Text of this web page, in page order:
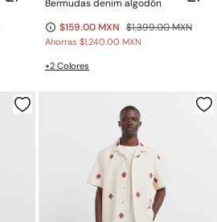
Bermudas denim algodón
$159.00 MXN $1,399.00 MXN
Ahorras $1,240.00 MXN
+2 Colores